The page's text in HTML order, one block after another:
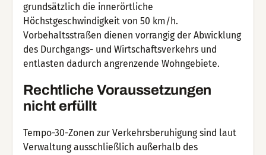
grundsätzlich die innerörtliche
Höchstgeschwindigkeit von 50 km/h.
Vorbehaltsstraßen dienen vorrangig der Abwicklung
des Durchgangs- und Wirtschaftsverkehrs und
entlasten dadurch angrenzende Wohngebiete.
Rechtliche Voraussetzungen
nicht erfüllt
Tempo-30-Zonen zur Verkehrsberuhigung sind laut
Verwaltung ausschließlich außerhalb des